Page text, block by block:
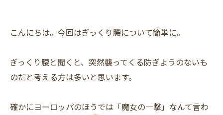
こんにちは。今回はぎっくり腰について簡単に。
ぎっくり腰と聞くと、突然襲ってくる防ぎようのないも
のだと考える方は多いと思います。
確かにヨーロッパのほうでは「魔女の一撃」なんて言わ